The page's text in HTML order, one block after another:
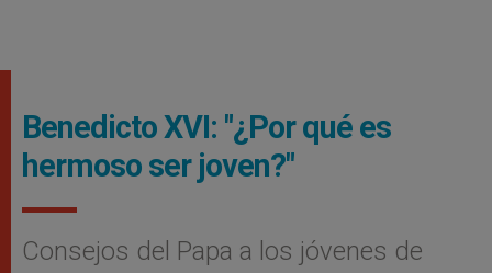
Benedicto XVI: "¿Por qué es
hermoso ser joven?"
Consejos del Papa a los jóvenes de